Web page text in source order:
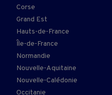
Corse
Grand Est
Hauts-de-France
Île-de-France
Normandie
Nouvelle-Aquitaine
Nouvelle-Calédonie
Occitanie